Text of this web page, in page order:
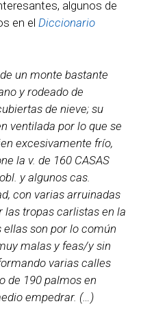
algunos de
en el Diccionario
un monte bastante
y rodeado de
de nieve; su
ventilada por lo que se
excesivamente frío,
la v. de 160 CASAS
y algunos cas.
con varias arruinadas
las tropas carlistas en la
son por lo común
malas y feas/y sin
varias calles
de 190 palmos en
empedrar. (…)